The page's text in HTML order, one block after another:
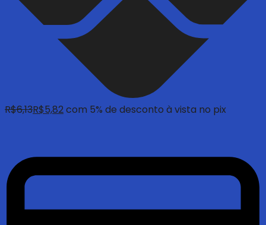
R$6,13R$5,82com 5% de desconto à vista no pix